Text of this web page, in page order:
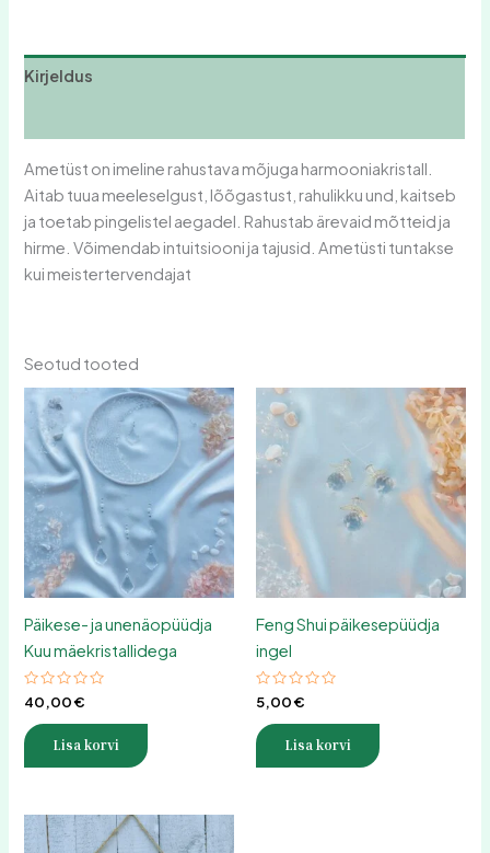
Kirjeldus
Ametüst on imeline rahustava mõjuga harmooniakristall.
Aitab tuua meeleselgust, lõõgastust, rahulikku und, kaitseb
ja toetab pingelistel aegadel. Rahustab ärevaid mõtteid ja
hirme. Võimendab intuitsiooni ja tajusid. Ametüsti tuntakse
kui meistertervendajat
Seotud tooted
Päikese- ja unenäopüüdja
Kuu mäekristallidega
Hinnanguga
0
5
40,00€
Lisa korvi
Feng Shui päikesepüüdja
ingel
Hinnanguga
0
5
5,00€
Lisa korvi